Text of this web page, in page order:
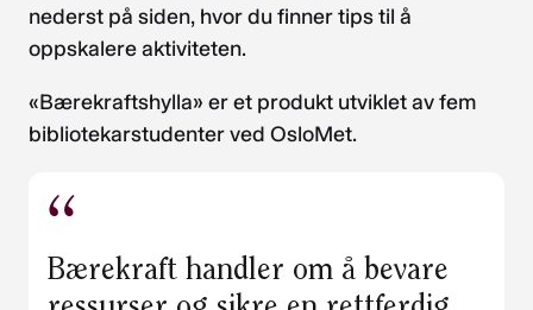
nederst på siden, hvor du finner tips til å
oppskalere aktiviteten.
«Bærekraftshylla» er et produkt utviklet av fem
bibliotekarstudenter ved OsloMet.
Bærekraft handler om å bevare